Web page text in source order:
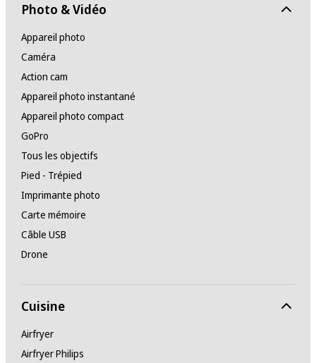
Photo & Vidéo
Appareil photo
Caméra
Action cam
Appareil photo instantané
Appareil photo compact
GoPro
Tous les objectifs
Pied - Trépied
Imprimante photo
Carte mémoire
Câble USB
Drone
Cuisine
Airfryer
Airfryer Philips